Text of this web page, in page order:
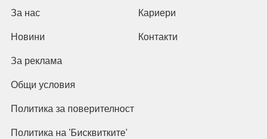
За нас Кариери
Новини Контакти
За реклама
Общи условия
Политика за поверителност
Политика на 'Бисквитките'